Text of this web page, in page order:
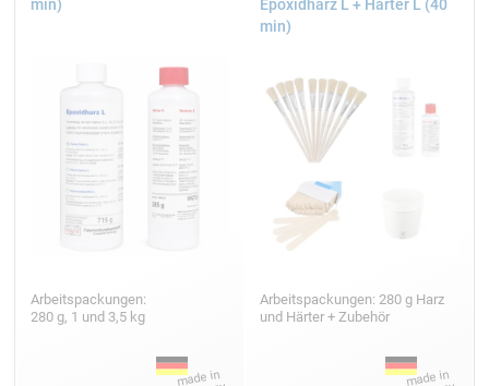
min)
Arbeitspackungen:
280 g, 1 und 3,5 kg
Epoxidharz L + Härter L (40
min)
Arbeitspackungen: 280 g Harz
und Härter + Zubehör